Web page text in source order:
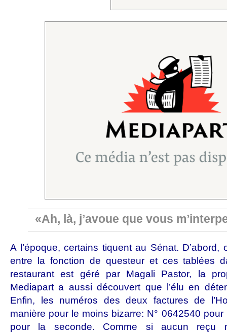
«Ah, là, j’avoue que vous
A l’époque, certains tiquent au Sénat.
entre la fonction de questeur et ces tablées
restaurant est géré par Magali Pastor, la
Mediapart a aussi découvert que l’élu en
Enfin, les numéros des deux factures de
manière pour le moins bizarre: N° 0642540
pour la seconde. Comme si aucun reçu